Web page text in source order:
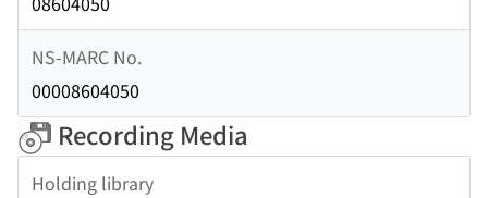
NS-MARC No.
00008604050
Recording Media
Holding library